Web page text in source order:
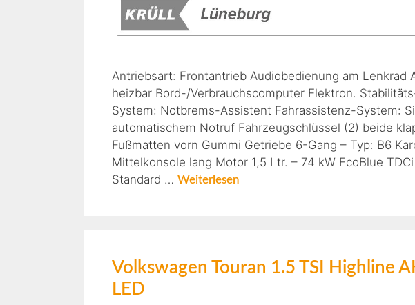
Antriebsart: Frontantrieb Audiobedienung am Lenkrad
heizbar Bord-/Verbrauchscomputer Elektron.
System: Notbrems-Assistent Fahrassistenz-System:
automatischem Notruf Fahrzeugschlüssel (2) beide
Fußmatten vorn Gummi Getriebe 6-Gang – Typ: B6
Mittelkonsole lang Motor 1,5 Ltr. – 74 kW EcoBlue
Standard … Weiterlesen
Volkswagen Touran 1.5 TSI Highline
LED